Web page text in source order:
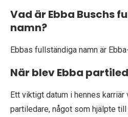
Vad är Ebba Buschs
namn?
Ebbas fullständiga namn är
När blev Ebba
Ett viktigt datum i hennes karriär
partiledare, något som hjälpte